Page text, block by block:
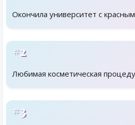
Окончила университет с
#2
Любимая косметическая
#3